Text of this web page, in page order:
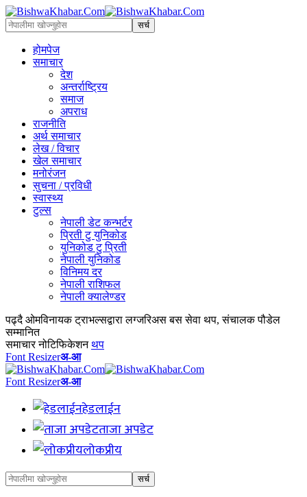
होमपेज
समाचार
देश
अन्तर्राष्ट्रिय
समाज
अपराध
राजनीति
अर्थ समाचार
लेख / विचार
खेल समाचार
मनोरंजन
सुचना / प्रविधी
स्वास्थ्य
टुल्स
नेपाली डेट कन्भर्टर
प्रिती टु युनिकोड
युनिकोड टु प्रिती
नेपाली युनिकोड
विनिमय दर
नेपाली राशिफल
नेपाली क्यालेण्डर
पढ्दै ओमविनायक ट्राभल्सद्वारा लग्जरिअस बस सेवा थप, संचालक पौडेल
सम्मानित
समाचार नोटिफिकेशन थप
Font Resizerअ-आ
Font Resizerअ-आ
हेडलाईन
ताजा अपडेट
लोकप्रीय